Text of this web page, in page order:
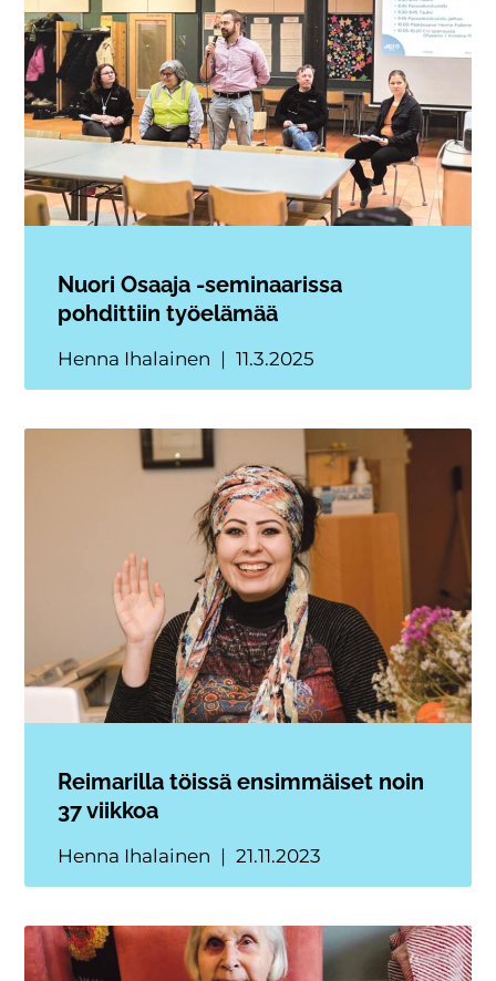
Nuori Osaaja -seminaarissa
pohdittiin työelämää
Henna Ihalainen 11.3.2025
Reimarilla töissä ensimmäiset noin
37 viikkoa
Henna Ihalainen 21.11.2023